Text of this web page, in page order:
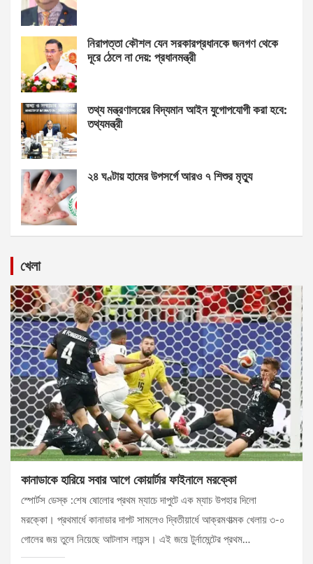
নিরাপত্তা কৌশল যেন সরকারপ্রধানকে জনগণ থেকে
দূরে ঠেলে না দেয়: প্রধানমন্ত্রী
তথ্য মন্ত্রণালয়ের বিদ্যমান আইন যুগোপযোগী করা হবে:
তথ্যমন্ত্রী
২৪ ঘণ্টায় হামের উপসর্গে আরও ৭ শিশুর মৃত্যু
খেলা
কানাডাকে হারিয়ে সবার আগে কোয়ার্টার ফাইনালে মরক্কো
স্পোর্টস ডেস্ক :শেষ ষোলোর প্রথম ম্যাচে দাপুটে এক ম্যাচ উপহার দিলো
মরক্কো। প্রথমার্ধে কানাডার দাপট সামলেও দ্বিতীয়ার্ধে আক্রমণাত্মক খেলায় ৩-০
গোলের জয় তুলে নিয়েছে আটলাস লায়ন্স। এই জয়ে টুর্নামেন্টের প্রথম…